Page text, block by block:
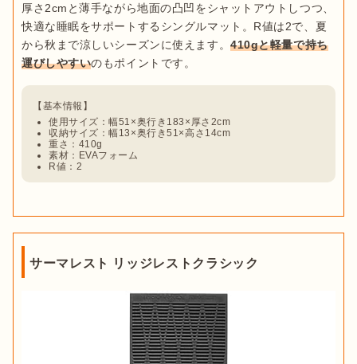
厚さ2cmと薄手ながら地面の凸凹をシャットアウトしつつ、
快適な睡眠をサポートするシングルマット。R値は2で、夏
から秋まで涼しいシーズンに使えます。410gと軽量で持ち
運びしやすい
使用サイズ：幅51×奥行き183×厚さ2cm
収納サイズ：幅13×奥行き51×高さ14cm
重さ：410g
素材：EVAフォーム
R値：2
サーマレスト リッジレストクラシック